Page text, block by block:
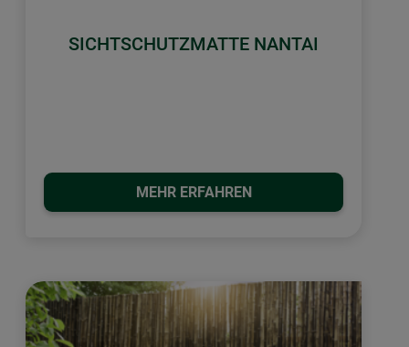
SICHTSCHUTZMATTE NANTAI
MEHR ERFAHREN